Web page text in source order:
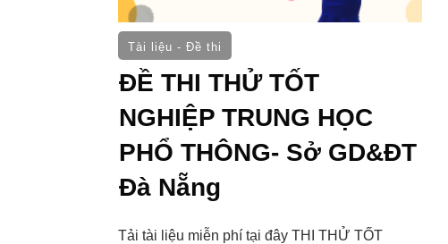
Tài liệu - Đề thi
ĐỀ THI THỬ TỐT
NGHIỆP TRUNG HỌC
PHỔ THÔNG- Sở GD&ĐT
Đà Nẵng
Tải tài liệu miễn phí tại đây THI THỬ TỐT